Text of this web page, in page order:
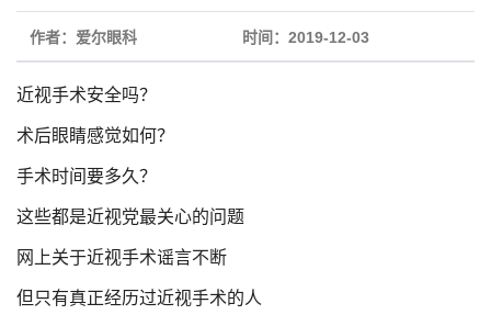
作者：爱尔眼科 时间：2019-12-03
近视手术安全吗？
术后眼睛感觉如何？
手术时间要多久？
这些都是近视党最关心的问题
网上关于近视手术谣言不断
但只有真正经历过近视手术的人